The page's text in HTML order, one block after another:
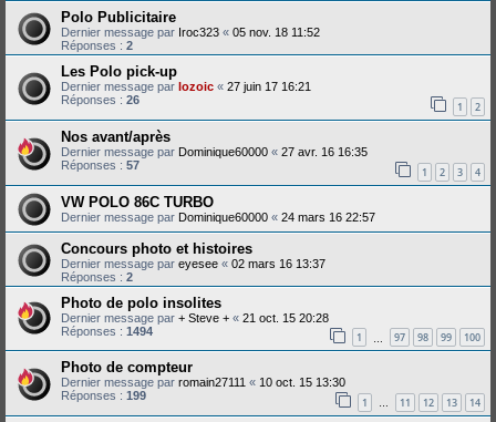
Polo Publicitaire
Dernier message par Iroc323 « 05 nov. 18 11:52
Réponses : 2
Les Polo pick-up
Dernier message par lozoic « 27 juin 17 16:21
Réponses : 26 1 2
Nos avant/après
Dernier message par Dominique60000 « 27 avr. 16 16:35
Réponses : 57 1 2 3 4
VW POLO 86C TURBO
Dernier message par Dominique60000 « 24 mars 16 22:57
Concours photo et histoires
Dernier message par eyesee « 02 mars 16 13:37
Réponses : 2
Photo de polo insolites
Dernier message par + Steve + « 21 oct. 15 20:28
Réponses : 1494 1 97 98 99 100
Photo de compteur
Dernier message par romain27111 « 10 oct. 15 13:30
Réponses : 199 1 … 11 12 13 14